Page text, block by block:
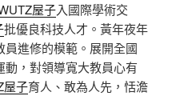
屋子入國際學術交
批優良科技人才。黃年夜年
進修的模範。展開全國
，對領導寬大教員心有
屋子育人、敢為人先，恬澹